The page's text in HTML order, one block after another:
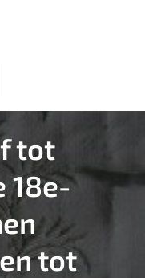
tot
18e-
tot